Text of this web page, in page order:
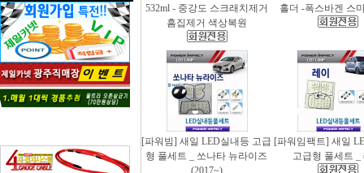
532ml - 중강도 스크래치제거
흠집제거 색상복원
홀더 -폭스바겐 스
[파워빔] 새일 LED실내등 고급
형 풀세트 _ 쏘나타 뉴라이즈
(2017~)
[파워임팩트] 새일
고급형 풀세트 _